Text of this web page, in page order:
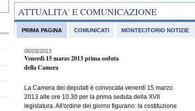
ATTUALITA' E COMUNICAZIONE
PRIMA PAGINA
06/03/2013
Venerdì 15 marzo 2013 prima seduta
della Camera
La Camera dei deputati è convocata venerdì 15 marzo
2013 alle ore 10.30 per la prima seduta della XVII
legislatura. All'ordine del giorno figurano: la costituzione
COMUNICATI MONTECITORIO NOTIZIE